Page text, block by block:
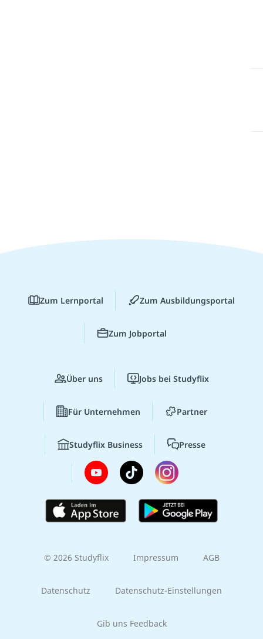
Zum Lernportal Zum Ausbildungsportal
Zum Jobportal
Über uns Jobs bei Studyflix
Für Unternehmen Partner
Studyflix Business Presse
© 2026 Studyflix Impressum AGB
Datenschutz Datenschutz-Einstellungen
Gib uns Feedback